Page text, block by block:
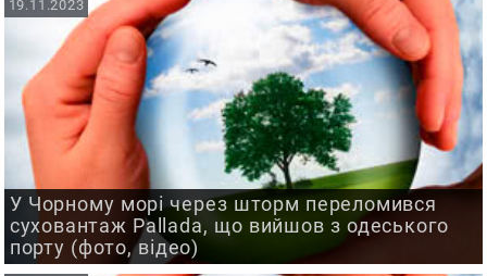
У Чорному морі через шторм переломився
суховантаж Pallada, що вийшов з одеського
порту (фото, відео)
19.11.2023